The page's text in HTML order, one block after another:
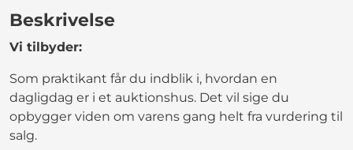
Beskrivelse
Vi tilbyder:
Som praktikant får du indblik i, hvordan en
dagligdag er i et auktionshus. Det vil sige du
opbygger viden om varens gang helt fra vurdering til
salg.